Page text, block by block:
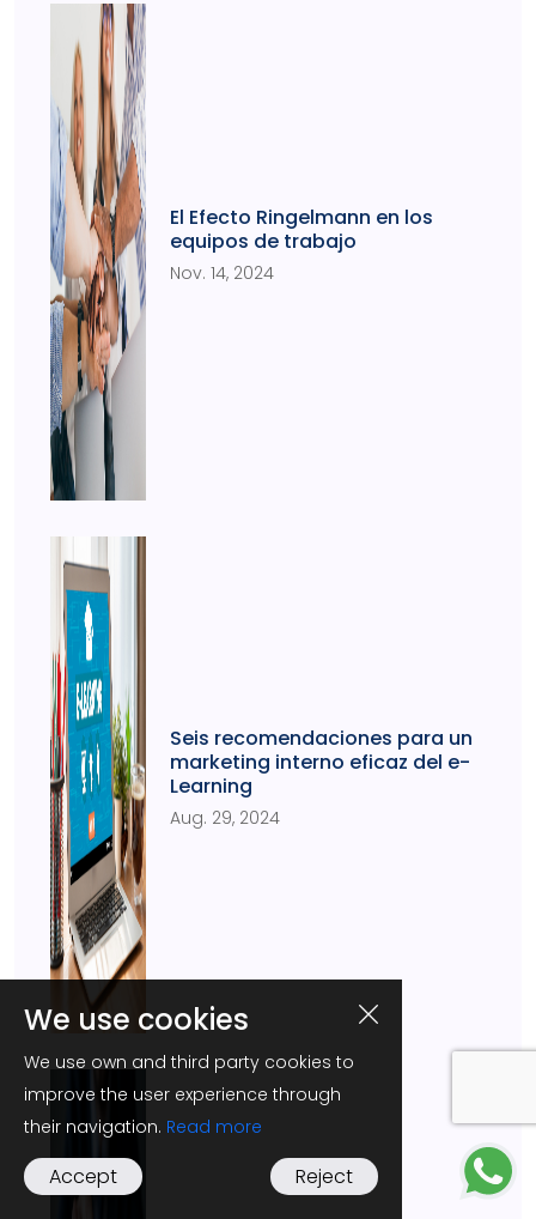
El Efecto Ringelmann en los
equipos de trabajo
Nov. 14, 2024
Seis recomendaciones para un
marketing interno eficaz del e-
Learning
Aug. 29, 2024
We use cookies
We use own and third party cookies to
improve the user experience through
their navigation. Read more
Accept Reject